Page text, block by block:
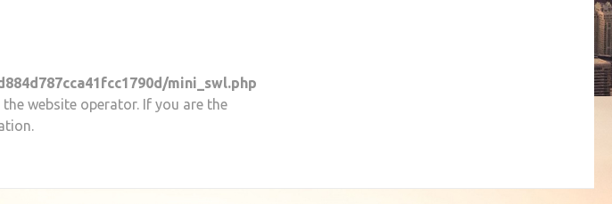
mini_swl.php
website operator. If you are the